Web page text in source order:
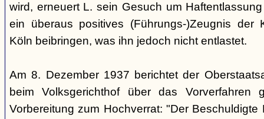
wird, erneuert L. sein Gesuch um
ein überaus positives (Führungs-)Zeugnis der
Köln beibringen, was ihn jedoch nicht entlastet.
Am 8. Dezember 1937 berichtet der
beim Volksgerichthof über das Vorverfahren
Vorbereitung zum Hochverrat: "Der